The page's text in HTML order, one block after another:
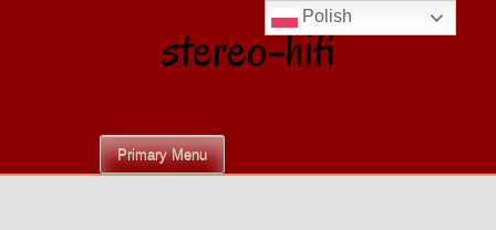
stereo-hifi
Primary Menu
Polish